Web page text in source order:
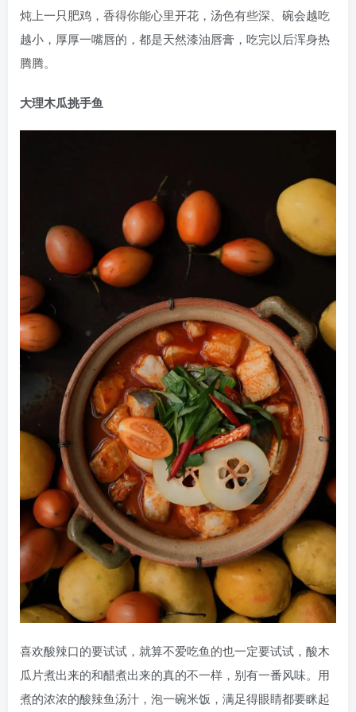
炖上一只肥鸡，香得你能心里开花，汤色有些深、碗会越吃
越小，厚厚一嘴唇的，都是天然漆油唇膏，吃完以后浑身热
腾腾。
大理木瓜挑手鱼
喜欢酸辣口的要试试，就算不爱吃鱼的也一定要试试，酸木
瓜片煮出来的和醋煮出来的真的不一样，别有一番风味。用
煮的浓浓的酸辣鱼汤汁，泡一碗米饭，满足得眼睛都要眯起